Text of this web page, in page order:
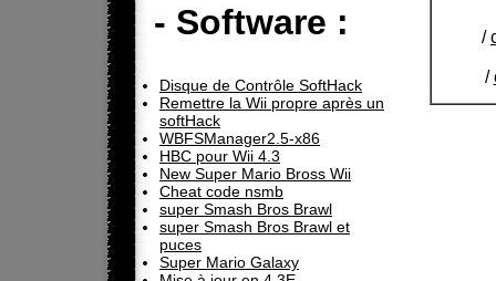
- Software :
Disque de Contrôle SoftHack
Remettre la Wii propre après un
softHack
WBFSManager2.5-x86
HBC pour Wii 4.3
New Super Mario Bross Wii
Cheat code nsmb
super Smash Bros Brawl
super Smash Bros Brawl et
puces
Super Mario Galaxy
/
/